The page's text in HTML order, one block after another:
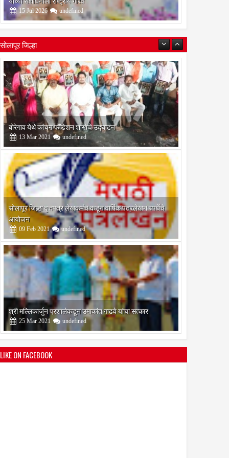
कराराच्या आधारे
दिशाभूल केल्याचा आरोप;
पवनचक्की कंपनीविरोधात गुन्हा
मागणी
तीन लांडग्यांचा कळप शेळ्यांवर तुटून
पडला; सहा शेळ्या ठार, दोन गंभीर
जखमीशहापूर शिवारातील घटना;
पशुपालकांमध्ये भीतीचे वातावरण,
नुकसानभरपाईची मागणी
15 Jul 2026 undefined
सोलापूर जिल्हा
बोरेगाव येथे कांचन फौंडेशन शाखेचे उद्घाटन
13 Mar 2021 undefined
सोलापूर जिल्हा वृत्तपत्र लेखकमंच कडून वार्षिक पत्रलेखन स्पर्धेचे
आयोजन
Feb 2021 undefined
श्री मल्लिकार्जुन प्रशालेकडून उमाकांत गाढवे यांचा सत्कार
2021 undefined
भारतीय जनता पक्ष चिटणीसपदी उमाकांत गाढवे यांची निवड
LIKE ON FACEBOOK